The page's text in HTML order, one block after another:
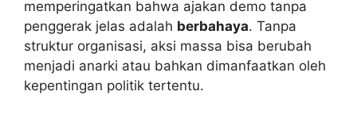
memperingatkan bahwa ajakan demo tanpa
penggerak jelas adalah berbahaya. Tanpa
struktur organisasi, aksi massa bisa berubah
menjadi anarki atau bahkan dimanfaatkan oleh
kepentingan politik tertentu.